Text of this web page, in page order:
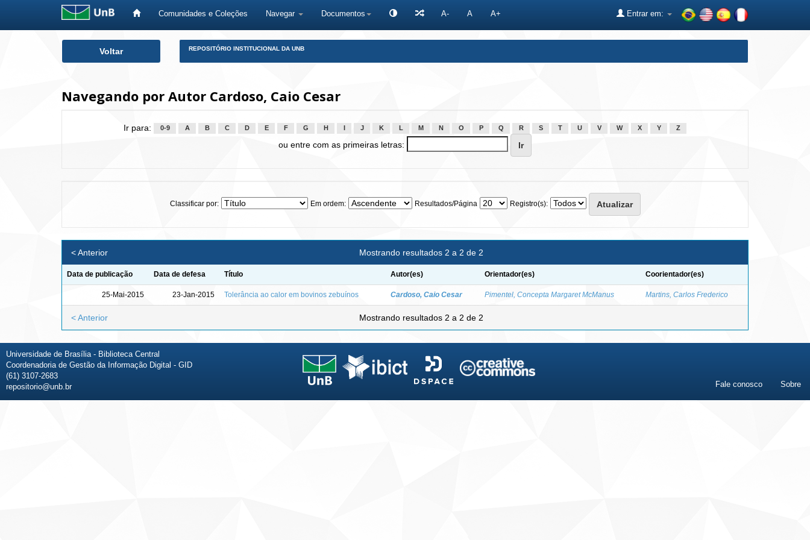
Comunidades e Coleções Navegar Documentos A- A A+ Entrar em:
Voltar REPOSITÓRIO INSTITUCIONAL DA UNB
Navegando por Autor Cardoso, Caio Cesar
Ir para: 0-9 A B C D E F G H J K L M N O P Q R S T U V W X Y Z
ou entre com as primeiras letras:
Classificar por: Em ordem: Resultados/Página Registro(s):
Mostrando resultados 2 a 2 de 2
< Anterior
Data de publicação Data de defesa Título Autor(es) Orientador(es) Coorientador(es)
25-Mai-2015 23-Jan-2015 Tolerância ao calor em bovinos zebuínos Cardoso, Caio Cesar Pimentel, Concepta Margaret McManus Martins, Carlos Frederico
Mostrando resultados 2 a 2 de 2
< Anterior
Universidade de Brasília - Biblioteca Central
Coordenadoria de Gestão da Informação Digital - GID
(61) 3107-2683
repositorio@unb.br
Fale conosco Sobre